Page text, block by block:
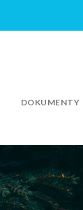
DOKUMENTY